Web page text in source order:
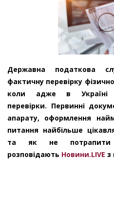
Державна податкова
фактичну перевірку
коли адже в Україні
перевірки. Первинні
апарату, оформлення
питання найбільше
та як не
розповідають Новини.LIVE з